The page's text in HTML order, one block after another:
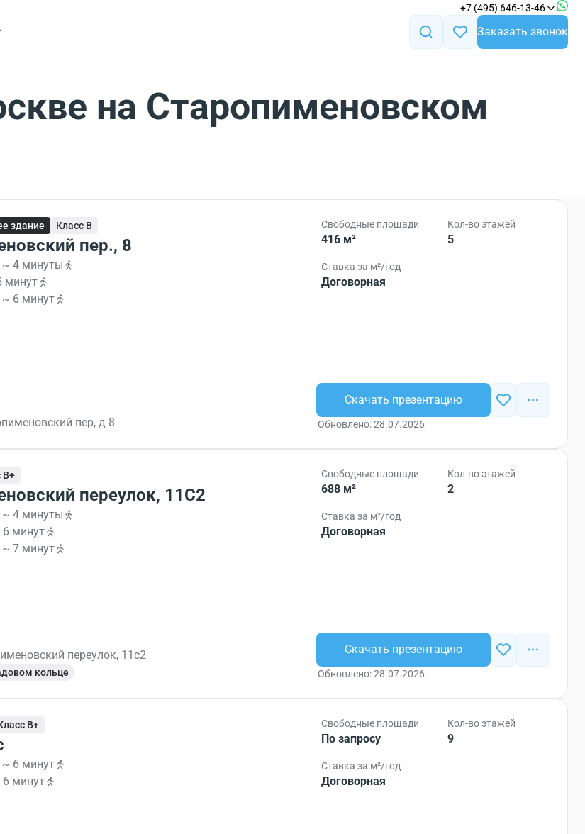
+7 (495) 646-13-46
Заказать звонок
на Старопименовском
здание Класс B
пер., 8
~ 4 минуты
минут
~ 6 минут
пер, д 8
Свободные площади
416 м²
Кол-во этажей
5
Ставка за м²/год
Договорная
Скачать презентацию
Обновлено: 28.07.2026
B+
переулок, 11С2
~ 4 минуты
6 минут
~ 7 минут
переулок, 11с2
кольце
Свободные площади
688 м²
Кол-во этажей
2
Ставка за м²/год
Договорная
Скачать презентацию
Обновлено: 28.07.2026
B+
~ 6 минут
6 минут
Свободные площади
По запросу
Кол-во этажей
9
Ставка за м²/год
Договорная